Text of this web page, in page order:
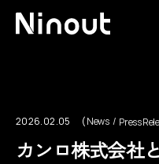
2026.02.05
News
Press
カンロ株式会社